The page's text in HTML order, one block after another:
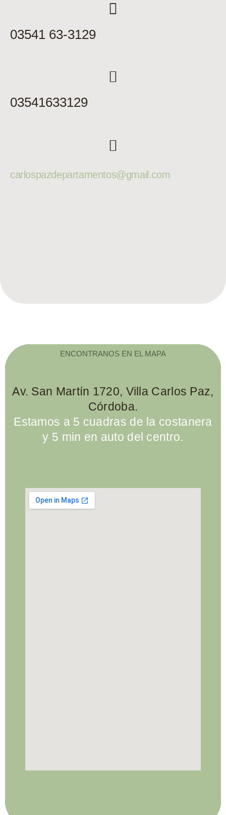
03541 63-3129
03541633129
carlospazdepartamentos@gmail.com
ENCONTRANOS EN EL MAPA
Av. San Martín 1720, Villa Carlos Paz,
Córdoba.
Estamos a 5 cuadras de la costanera
y 5 min en auto del centro.